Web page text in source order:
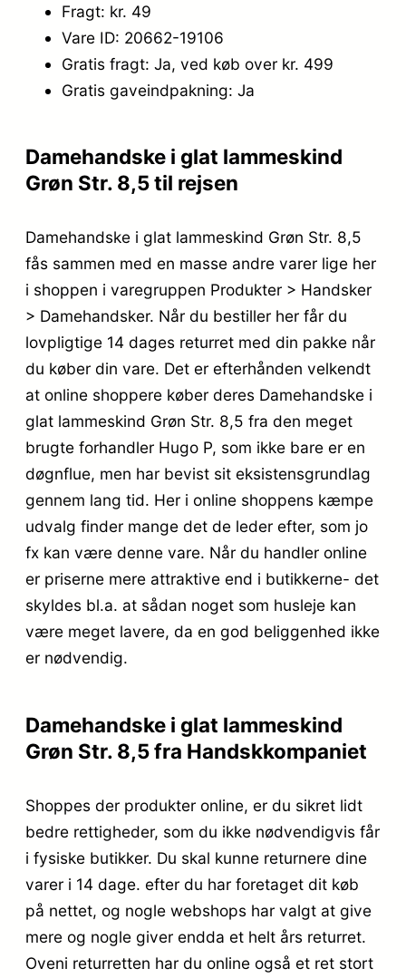
Fragt: kr. 49
Vare ID: 20662-19106
Gratis fragt: Ja, ved køb over kr. 499
Gratis gaveindpakning: Ja
Damehandske i glat lammeskind
Grøn Str. 8,5 til rejsen
Damehandske i glat lammeskind Grøn Str. 8,5
fås sammen med en masse andre varer lige her
i shoppen i varegruppen Produkter > Handsker
> Damehandsker. Når du bestiller her får du
lovpligtige 14 dages returret med din pakke når
du køber din vare. Det er efterhånden velkendt
at online shoppere køber deres Damehandske i
glat lammeskind Grøn Str. 8,5 fra den meget
brugte forhandler Hugo P, som ikke bare er en
døgnflue, men har bevist sit eksistensgrundlag
gennem lang tid. Her i online shoppens kæmpe
udvalg finder mange det de leder efter, som jo
fx kan være denne vare. Når du handler online
er priserne mere attraktive end i butikkerne- det
skyldes bl.a. at sådan noget som husleje kan
være meget lavere, da en god beliggenhed ikke
er nødvendig.
Damehandske i glat lammeskind
Grøn Str. 8,5 fra Handskkompaniet
Shoppes der produkter online, er du sikret lidt
bedre rettigheder, som du ikke nødvendigvis får
i fysiske butikker. Du skal kunne returnere dine
varer i 14 dage. efter du har foretaget dit køb
på nettet, og nogle webshops har valgt at give
mere og nogle giver endda et helt års returret.
Oveni returretten har du online også et ret stort